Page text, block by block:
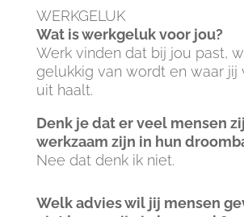
WERKGELUK
Wat is werkgeluk voor jou?
Werk vinden dat bij jou past,
gelukkig van wordt en waar jij
uit haalt.
Denk je dat er veel mensen
werkzaam zijn in hun
Nee dat denk ik niet.
Welk advies wil jij mensen